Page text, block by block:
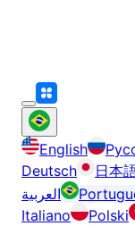
English
Deutsch
日本
العربية
Italiano
Polski